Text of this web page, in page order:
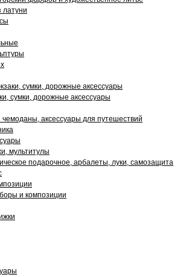
латуни
сумки, дорожные аксессуары
сумки, дорожные аксессуары
чемоданы, аксессуары для путешествий
мультитулы
подарочное, арбалеты, луки, самозащита
и композиции